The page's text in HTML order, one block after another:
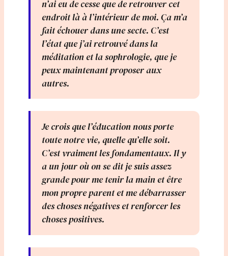
n’ai eu de cesse que de retrouver cet
endroit là à l’intérieur de moi. Ça m’a
fait échouer dans une secte. C’est
l’état que j’ai retrouvé dans la
méditation et la sophrologie, que je
peux maintenant proposer aux
autres.
Je crois que l’éducation nous porte
toute notre vie, quelle qu’elle soit.
C’est vraiment les fondamentaux. Il y
a un jour où on se dit je suis assez
grande pour me tenir la main et être
mon propre parent et me débarrasser
des choses négatives et renforcer les
choses positives.